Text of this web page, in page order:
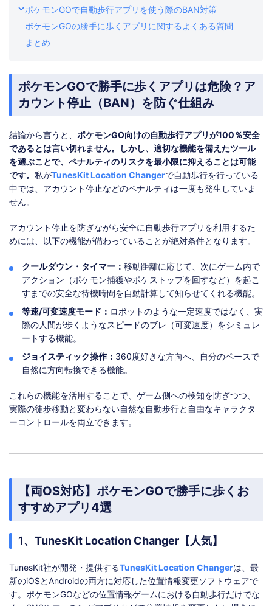
ポケモンGOで自動歩行アプリを使う際のBAN対策
ポケモンGOの勝手に歩くアプリに関するよくある質問
まとめ
ポケモンGOで勝手に歩くアプリは危険？ア
カウント停止（BAN）を防ぐ仕組み
結論から言うと、 ポケモンGO向けの自動歩行アプリが100％安全
であるとは言い切れません。しかし、適切な機能を備えたツール
を選ぶことで、ペナルティのリスクを最小限に抑えることは可能
です。 私がTunesKit Location Changerで自動歩行を行っている
中では、アカウント停止などのペナルティは一度も発生していま
せん。
アカウント停止を防ぎながら安全に自動歩行アプリを利用するた
めには、以下の機能が備わっていることが絶対条件となります。
クールダウン・タイマー： 移動距離に応じて、次にゲーム内で
アクション（ポケモン捕獲やポケストップを回すなど）を起こ
すまでの安全な待機時間を自動計算して知らせてくれる機能。
等速/可変速度モード： ロボットのような一定速度ではなく、実
際の人間が歩くようなスピードのブレ（可変速度）をシミュレ
ートする機能。
ジョイスティック操作： 360度好きな方向へ、自分のペースで
自然に方向転換できる機能。
これらの機能を活用することで、ゲーム側への検知を防ぎつつ、
実際の徒歩移動と変わらない自然な自動歩行と自由なキャラクタ
ーコントロールを両立できます。
【両OS対応】ポケモンGOで勝手に歩くお
すすめアプリ4選
1、TunesKit Location Changer【人気】
TunesKit社が開発・提供するTunesKit Location Changerは、最
新のiOSとAndroidの両方に対応した位置情報変更ソフトウェアで
す。ポケモンGOなどの位置情報ゲームにおける自動歩行だけでな